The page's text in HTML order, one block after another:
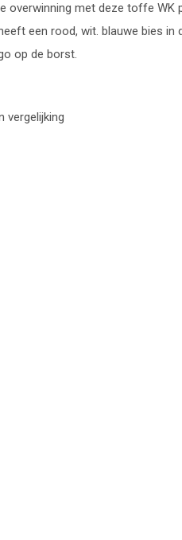
overwinning met deze toffe WK
een rood, wit. blauwe bies in
op de borst.
vergelijking